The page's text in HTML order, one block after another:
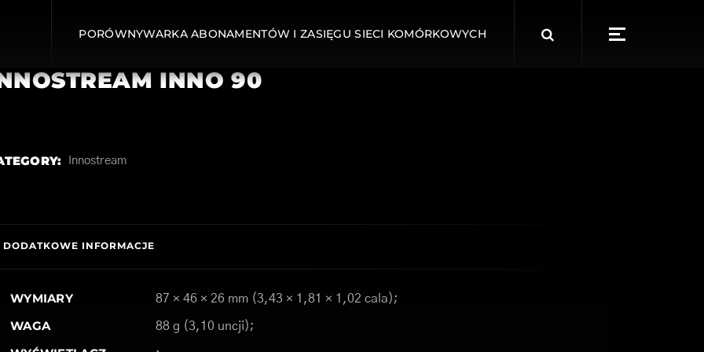
PORÓWNYWARKA ABONAMENTÓW I ZASIĘGU SIECI KOMÓRKOWYCH
for:
INNO 90
Innostream
DODATKOWE INFORMACJE
WYMIARY 87 × 46 × 26 mm (3,43 × 1,81 × 1,02 cala);
WAGA 88 g (3,10 uncji);